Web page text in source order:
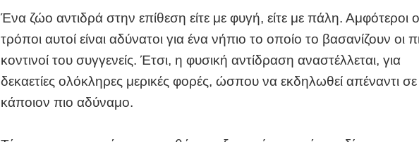
Ένα ζώο αντιδρά στην επίθεση είτε με φυγή, είτε με πάλη. Αμφότεροι
τρόποι αυτοί είναι αδύνατοι για ένα νήπιο το οποίο το βασανίζουν οι
κοντινοί του συγγενείς. Έτσι, η φυσική αντίδραση αναστέλλεται, για
δεκαετίες ολόκληρες μερικές φορές, ώσπου να εκδηλωθεί απέναντι σε
κάποιον πιο αδύναμο.